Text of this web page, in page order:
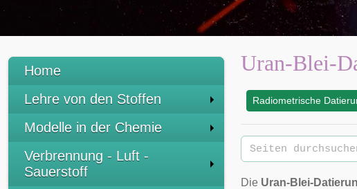
Home
Lehre von den Stoffen
Modelle in der Chemie
Verbrennung - Luft -
Sauerstoff
Uran-Blei-
Radiometrische
Die Uran-Blei-